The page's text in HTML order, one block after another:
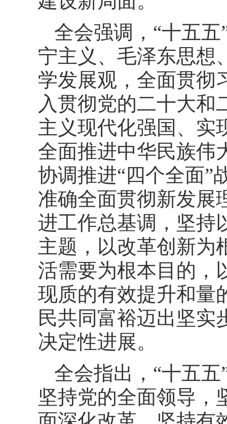
全会强调，“十五
宁主义、毛泽东思想
学发展观，全面贯彻
入贯彻党的二十大和
主义现代化强国、实
全面推进中华民族伟
协调推进“四个全面”
准确全面贯彻新发展
进工作总基调，坚持
主题，以改革创新为
活需要为根本目的，
现质的有效提升和量
民共同富裕迈出坚实
决定性进展。
全会指出，“十五
坚持党的全面领导，